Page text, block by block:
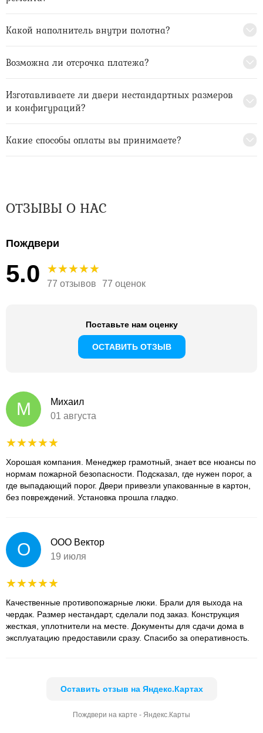
Какой наполнитель внутри полотна?
Возможна ли отсрочка платежа?
Изготавливаете ли двери нестандартных размеров
и конфигураций?
Какие способы оплаты вы принимаете?
ОТЗЫВЫ О НАС
Пождвери
5.0 77 отзывов 77 оценок
Поставьте нам оценку
ОСТАВИТЬ ОТЗЫВ
М
Михаил
01 августа
Хорошая компания. Менеджер грамотный, знает все нюансы по
нормам пожарной безопасности. Подсказал, где нужен порог, а
где выпадающий порог. Двери привезли упакованные в картон,
без повреждений. Установка прошла гладко.
О
ООО Вектор
19 июля
Качественные противопожарные люки. Брали для выхода на
чердак. Размер нестандарт, сделали под заказ. Конструкция
жесткая, уплотнители на месте. Документы для сдачи дома в
эксплуатацию предоставили сразу. Спасибо за оперативность.
Оставить отзыв на Яндекс.Картах
Пождвери на карте - Яндекс.Карты